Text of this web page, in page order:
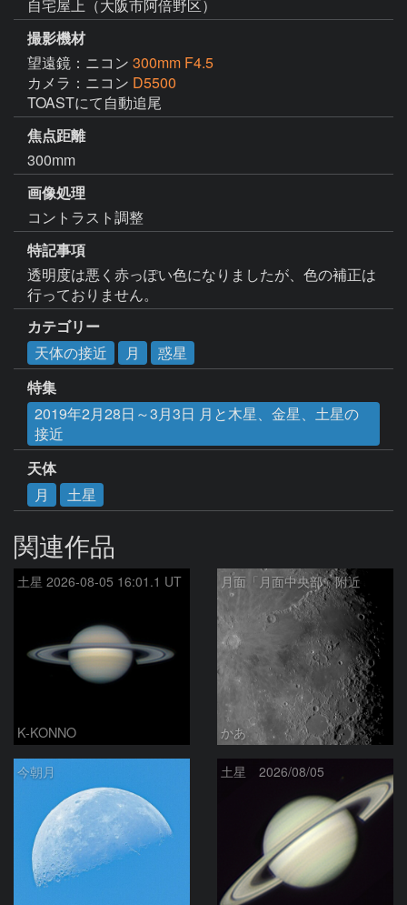
自宅屋上（大阪市阿倍野区）
撮影機材
望遠鏡：ニコン 300mm F4.5
カメラ：ニコン D5500
TOASTにて自動追尾
焦点距離
300mm
画像処理
コントラスト調整
特記事項
透明度は悪く赤っぽい色になりましたが、色の補正は
行っておりません。
カテゴリー
天体の接近
月
惑星
特集
2019年2月28日～3月3日 月と木星、金星、土星の
接近
天体
月
土星
関連作品
土星 2026-08-05 16:01.1 UT
K-KONNO
月面「月面中央部」附近
かあ
今朝月 土星 2026/08/05